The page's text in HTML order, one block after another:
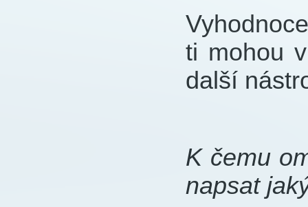
ti mohou
další
K čemu
napsat